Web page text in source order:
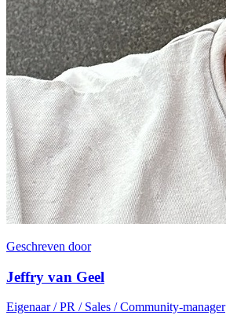
Geschreven door
Jeffry van Geel
Eigenaar / PR / Sales / Community-manager